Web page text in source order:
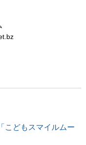
こどもスマイルムー